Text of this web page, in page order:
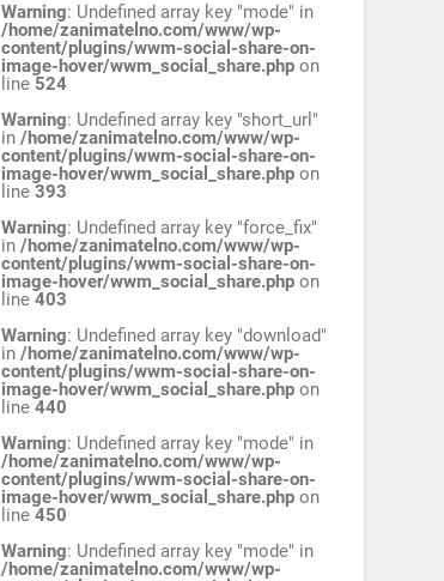
Warning: Undefined array key "mode" in
/home/zanimatelno.com/www/wp-
content/plugins/wwm-social-share-on-
image-hover/wwm_social_share.php on
line 524
Warning: Undefined array key "short_url"
in/home/zanimatelno.com/www/wp-
content/plugins/wwm-social-share-on-
image-hover/wwm_social_share.php on
line393
Warning: Undefined array key "force_fix"
in/home/zanimatelno.com/www/wp-
content/plugins/wwm-social-share-on-
image-hover/wwm_social_share.php on
line403
Warning: Undefined array key "download"
in/home/zanimatelno.com/www/wp-
content/plugins/wwm-social-share-on-
image-hover/wwm_social_share.php on
line440
Warning: Undefined array key "mode" in
/home/zanimatelno.com/www/wp-
content/plugins/wwm-social-share-on-
image-hover/wwm_social_share.php on
line450
Warning: Undefined array key "mode" in
/home/zanimatelno.com/www/wp-